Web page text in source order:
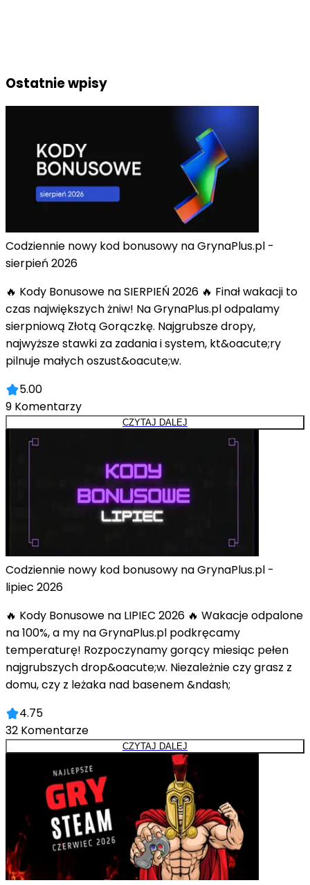
Ostatnie wpisy
Codziennie nowy kod bonusowy na GrynaPlus.pl -
sierpień 2026
🔥 Kody Bonusowe na SIERPIEŃ 2026 🔥 Finał wakacji to
czas największych żniw! Na GrynaPlus.pl odpalamy
sierpniową Złotą Gorączkę. Najgrubsze dropy,
najwyższe stawki za zadania i system, kt&oacute;ry
pilnuje małych oszust&oacute;w.
5.00
9 Komentarzy
CZYTAJ DALEJ
Codziennie nowy kod bonusowy na GrynaPlus.pl -
lipiec 2026
🔥 Kody Bonusowe na LIPIEC 2026 🔥 Wakacje odpalone
na 100%, a my na GrynaPlus.pl podkręcamy
temperaturę! Rozpoczynamy gorący miesiąc pełen
najgrubszych drop&oacute;w. Niezależnie czy grasz z
domu, czy z leżaka nad basenem &ndash;
4.75
32 Komentarze
CZYTAJ DALEJ